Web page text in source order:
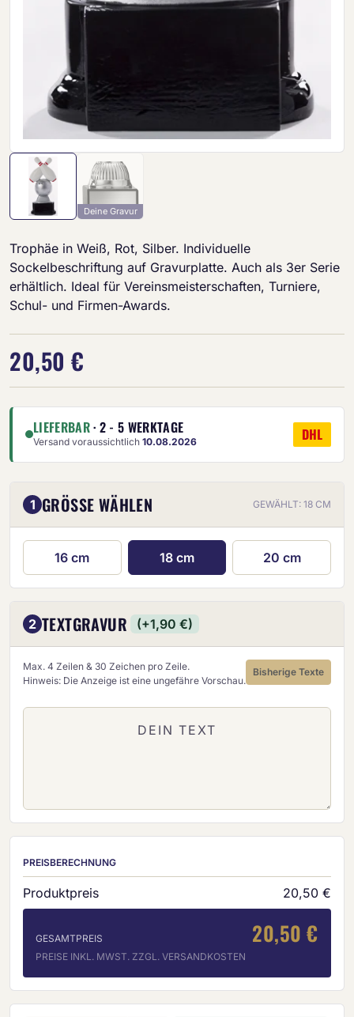
Deine Gravur
Trophäe in Weiß, Rot, Silber. Individuelle
Sockelbeschriftung auf Gravurplatte. Auch als 3er Serie
erhältlich. Ideal für Vereinsmeisterschaften, Turniere,
Schul- und Firmen-Awards.
20,50 €
LIEFERBAR· 2 - 5 WERKTAGE
Versand voraussichtlich 10.08.2026 DHL
1 GRÖSSE WÄHLEN GEWÄHLT: 18 CM
16 cm 18 cm 20 cm
2 TEXTGRAVUR (+1,90 €)
Max. 4 Zeilen & 30 Zeichen pro Zeile.
Hinweis: Die Anzeige ist eine ungefähre Vorschau.
Bisherige Texte
PREISBERECHNUNG
Produktpreis 20,50 €
GESAMTPREIS 20,50 €
PREISE INKL. MWST. ZZGL. VERSANDKOSTEN